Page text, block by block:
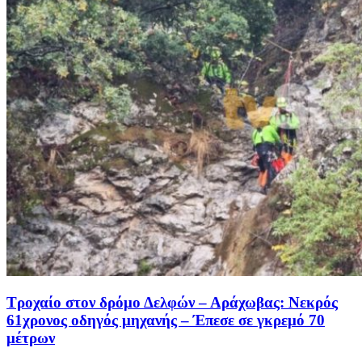
Τροχαίο στον δρόμο Δελφών – Αράχωβας: Νεκρός
61χρονος οδηγός μηχανής – Έπεσε σε γκρεμό 70
μέτρων